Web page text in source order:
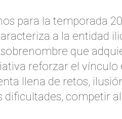
para la temporada
a la entidad
que
reforzar el
llena de retos,
dificultades,